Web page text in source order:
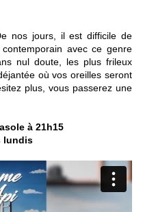
nos jours, il est difficile de
avec ce genre
nul doute, les plus frileux
où vos oreilles seront
plus, vous passerez une
à 21h15
lundis